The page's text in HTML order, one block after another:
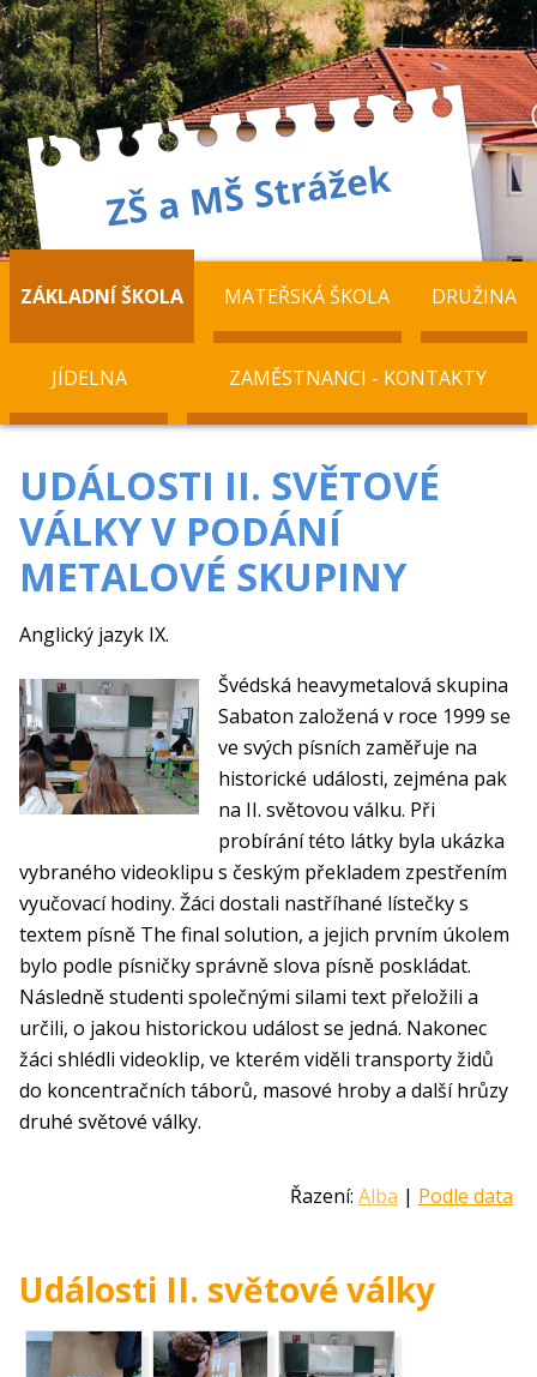
ZÁKLADNÍ ŠKOLA MATEŘSKÁ ŠKOLA DRUŽINA
JÍDELNA ZAMĚSTNANCI - KONTAKTY
UDÁLOSTI II. SVĚTOVÉ
VÁLKY V PODÁNÍ
METALOVÉ SKUPINY
Anglický jazyk IX.
Švédská heavymetalová skupina
Sabaton založená v roce 1999 se
ve svých písních zaměřuje na
historické události, zejména pak
na II. světovou válku. Při
probírání této látky byla ukázka
vybraného videoklipu s českým překladem zpestřením
vyučovací hodiny. Žáci dostali nastříhané lístečky s
textem písně The final solution, a jejich prvním úkolem
bylo podle písničky správně slova písně poskládat.
Následně studenti společnými silami text přeložili a
určili, o jakou historickou událost se jedná. Nakonec
žáci shlédli videoklip, ve kterém viděli transporty židů
do koncentračních táborů, masové hroby a další hrůzy
druhé světové války.
Řazení: Alba | Podle data
Události II. světové války